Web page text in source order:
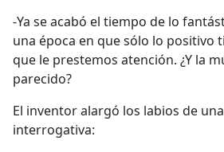
-Ya se acabó el tiempo de lo
una época en que sólo lo positivo
que le prestemos atención. ¿Y la
parecido?
El inventor alargó los labios de
interrogativa: